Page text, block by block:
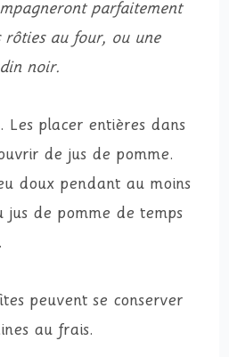
parfaitement
rôties au four, ou une
noir.
Les placer entières dans
de jus de pomme.
doux pendant au moins
de pomme de temps
peuvent se conserver
au frais.